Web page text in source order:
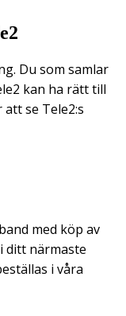
Du som samlar
kan ha rätt till
se Tele2:s
med köp av
ditt närmaste
i våra